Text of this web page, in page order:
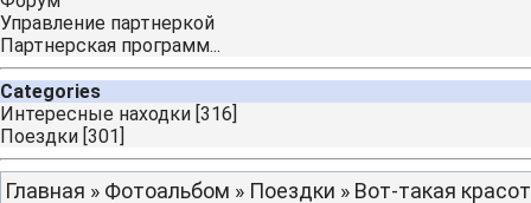
Управление партнеркой
Партнерская программ...
Categories
Интересные находки [316]
Поездки [301]
Главная » Фотоальбом » Поездки » Вот-такая